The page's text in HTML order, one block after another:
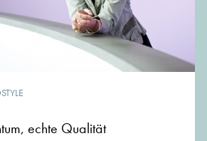
echte Qualität